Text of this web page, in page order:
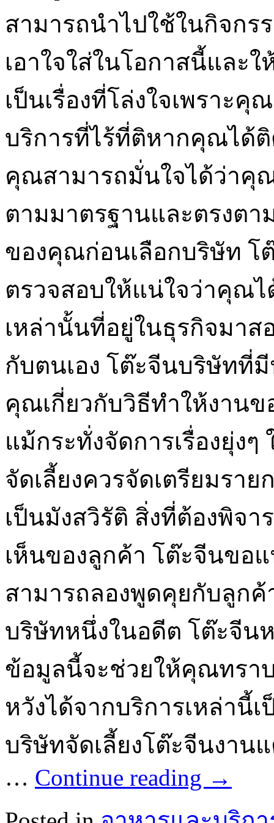
สามารถนำไปใช้ในกิจกร
เอาใจใส่ในโอกาสนี้และ
เป็นเรื่องที่โล่งใจเพราะ
บริการที่ไร้ที่ติหากคุณได้
คุณสามารถมั่นใจได้ว่าคุ
ตามมาตรฐานและตรงต
ของคุณก่อนเลือกบริษัท โ
ตรวจสอบให้แน่ใจว่าคุณ
เหล่านั้นที่อยู่ในธุรกิจมาส
กับตนเอง โต๊ะจีนบริษัทที่
คุณเกี่ยวกับวิธีทำให้งาน
แม้กระทั่งจัดการเรื่องยุ่ง
จัดเลี้ยงควรจัดเตรียมรา
เป็นมังสวิรัติ สิ่งที่ต้องพิจ
เห็นของลูกค้า โต๊ะจีนข
สามารถลองพูดคุยกับลูกค้
บริษัทหนึ่งในอดีต โต๊ะจีน
ข้อมูลนี้จะช่วยให้คุณทรา
หวังได้จากบริการเหล่านี้
บริษัทจัดเลี้ยงโต๊ะจีนงาน
… Continue reading →